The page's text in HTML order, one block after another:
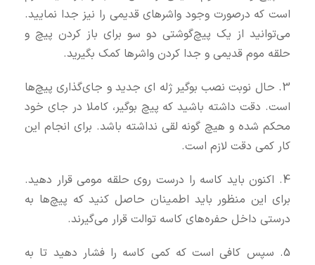
است که درصورت وجود واشرهای قدیمی را نیز جدا نمایید.
می‌توانید از یک پیچ‌گوشتی دو سو برای باز کردن پیچ و
حلقه موم قدیمی و جدا کردن واشرها کمک بگیرید.
3. حال نوبت نصب بوگیر ژله ای جدید و جای‌گذاری پیچ‌ها
است. دقت داشته باشید که پیچ بوگیر، کاملا در جای خود
محکم شده و هیچ گونه لقی نداشته باشد. برای انجام این
کار کمی دقت لازم است.
4. اکنون باید کاسه را درست روی حلقه مومی قرار دهید.
برای این منظور باید اطمینان حاصل کنید که پیچ‌ها به
درستی داخل حفره‌های کاسه توالت قرار می‌گیرند.
5. سپس کافی است که کمی کاسه را فشار دهید تا به